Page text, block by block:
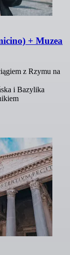
+ Muzea
z Rzymu na
i Bazylika